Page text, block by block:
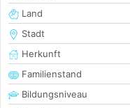
Land
Stadt
Herkunft
Familienstand
Bildungsniveau